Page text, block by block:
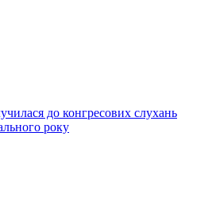
до конгресових слухань
року